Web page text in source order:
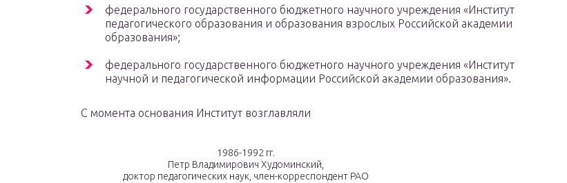
федерального государственного бюджетного научного учреждения «Институт
педагогического образования и образования взрослых Российской академии
образования»;
федерального государственного бюджетного научного учреждения «Институт
научной и педагогической информации Российской академии образования».
С момента основания Институт возглавляли
1986-1992 гг.
Петр Владимирович Худоминский,
доктор педагогических наук, член-корреспондент РАО